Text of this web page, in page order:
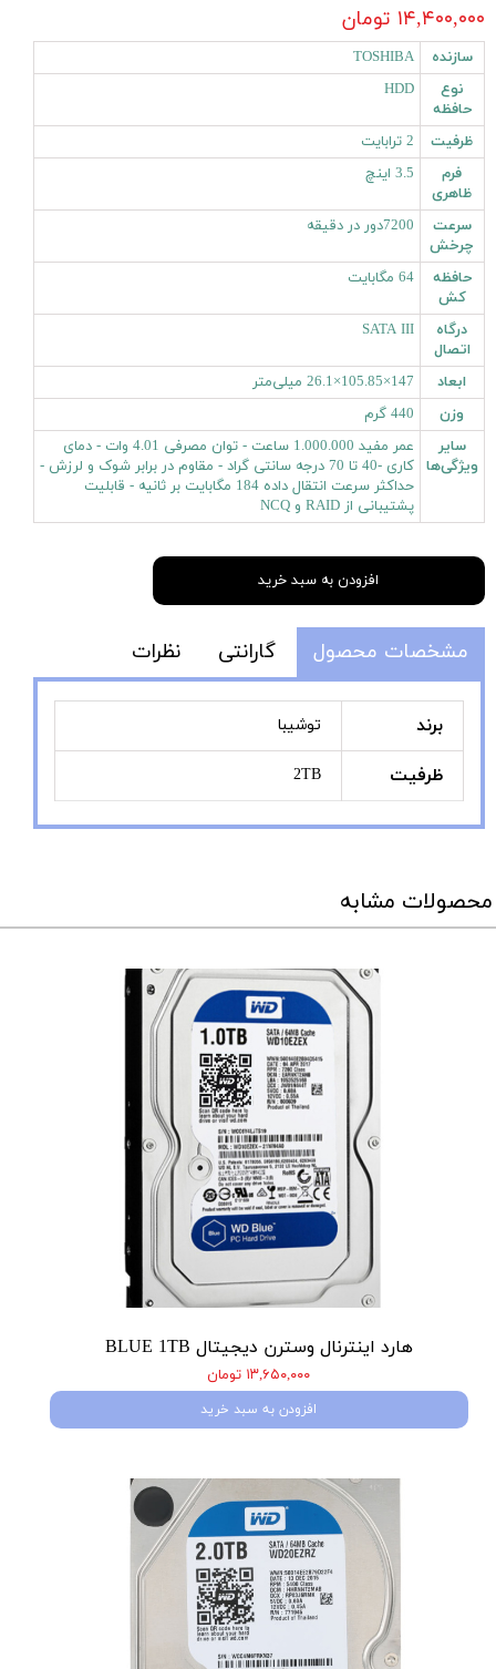
۱۴,۴۰۰,۰۰۰ تومان
سازنده
TOSHIBA
نوع
حافظه
HDD
ظرفیت
2 ترابایت
فرم
ظاهری
3.5 اینچ
سرعت
چرخش
7200دور در دقیقه
حافظه
کش
64 مگابایت
درگاه
اتصال
SATA III
ابعاد
147×105.85×26.1 میلی‌متر
وزن
440 گرم
سایر
ویژگی‌ها
عمر مفید 1.000.000 ساعت - توان مصرفی 4.01 وات - دمای
کاری -40 تا 70 درجه سانتی گراد - مقاوم در برابر شوک و لرزش -
حداکثر سرعت انتقال داده 184 مگابایت بر ثانیه - قابلیت
پشتیبانی از RAID و NCQ
افزودن به سبد خرید
مشخصات محصول گارانتی نظرات
برند توشیبا
ظرفیت 2TB
محصولات مشابه
هارد اینترنال وسترن دیجیتال BLUE 1TB
۱۳,۶۵۰,۰۰۰ تومان
افزودن به سبد خرید